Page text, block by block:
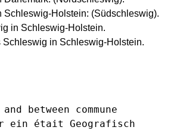
Holstein: (Südschleswig).
in Schleswig-Holstein.
in Schleswig-Holstein.
and between
commune
ein était
Geografisch